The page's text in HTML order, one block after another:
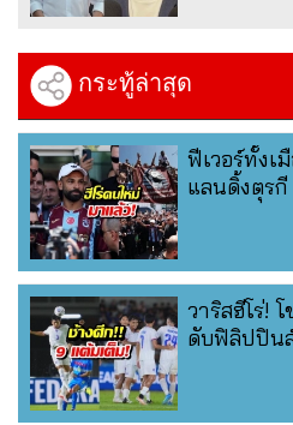
กระทู้ล่าสุด
ฟีเวอร์ทั้งเ
แลนดิ้งตุร
วาริสฮีโร่!
ดับฟิลิปปิน